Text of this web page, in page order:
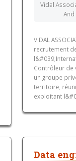
Vidal
And
VIDAL
recrutement
Contrôleur de
un groupe
territoire,
exploitant
Data